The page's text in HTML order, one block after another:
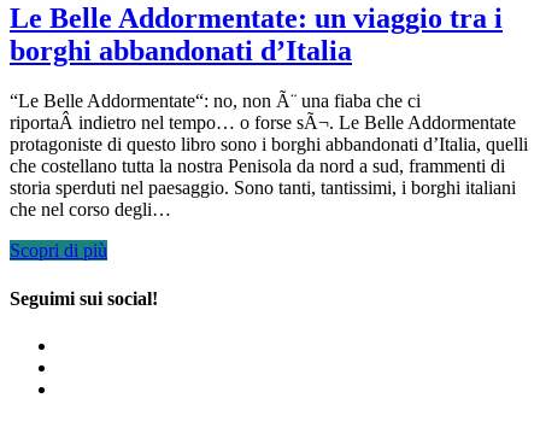
Le Belle Addormentate: un viaggio tra i
borghi abbandonati d’Italia
“Le Belle Addormentate“: no, non Ã¨ una fiaba che ci
riportaÂ indietro nel tempo… o forse sÃ¬. Le Belle Addormentate
protagoniste di questo libro sono i borghi abbandonati d’Italia, quelli
che costellano tutta la nostra Penisola da nord a sud, frammenti di
storia sperduti nel paesaggio. Sono tanti, tantissimi, i borghi italiani
che nel corso degli…
Scopri di più
Seguimi sui social!